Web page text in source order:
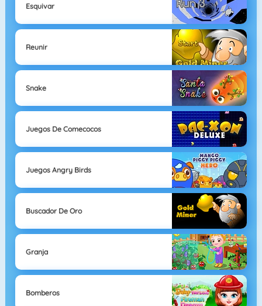
Esquivar
Reunir
Snake
Juegos De Comecocos
Juegos Angry Birds
Buscador De Oro
Granja
Bomberos